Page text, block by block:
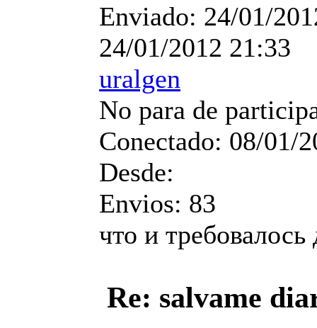
Enviado: 24/01/
24/01/2012 21:33
uralgen
No para de
Conectado: 08/01/
Desde:
Envios: 83
что и требовалось
Re: salvame